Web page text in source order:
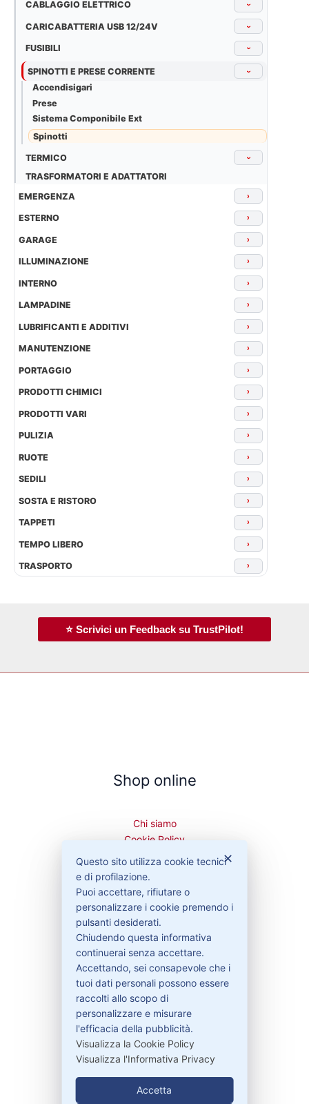
CABLAGGIO ELETTRICO ›
CARICABATTERIA USB 12/24V ›
FUSIBILI ›
SPINOTTI E PRESE CORRENTE ›
Accendisigari
Prese
Sistema Componibile Ext
Spinotti
TERMICO ›
TRASFORMATORI E ADATTATORI
EMERGENZA
›
ESTERNO ›
GARAGE ›
ILLUMINAZIONE ›
INTERNO ›
LAMPADINE ›
LUBRIFICANTI E ADDITIVI ›
MANUTENZIONE ›
PORTAGGIO ›
PRODOTTI CHIMICI ›
PRODOTTI VARI ›
PULIZIA ›
RUOTE ›
SEDILI ›
SOSTA E RISTORO ›
TAPPETI ›
TEMPO LIBERO ›
TRASPORTO ›
⭐ Scrivici un Feedback su TrustPilot!
Shop online
Chi siamo
Cookie Policy
Privacy Policy
Condizioni di vendita
Spedizioni e recesso
Bisogno di aiuto?
Contattaci
Garanzie
Contatti
✕
Questo sito utilizza cookie tecnici
e di profilazione.
Puoi accettare, rifiutare o
personalizzare i cookie premendo i
pulsanti desiderati.
Chiudendo questa informativa
continuerai senza accettare.
Accettando, sei consapevole che i
tuoi dati personali possono essere
raccolti allo scopo di
personalizzare e misurare
l'efficacia della pubblicità.
Visualizza la Cookie Policy
Visualizza l'Informativa Privacy
Accetta